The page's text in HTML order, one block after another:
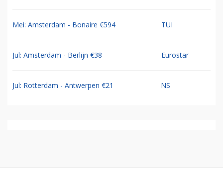
Mei: Amsterdam - Bonaire €594 TUI
Jul: Amsterdam - Berlijn €38 Eurostar
Jul: Rotterdam - Antwerpen €21 NS